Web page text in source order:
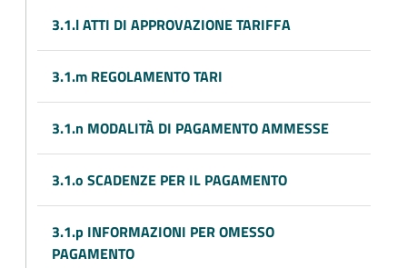
3.1.l ATTI DI APPROVAZIONE TARIFFA
3.1.m REGOLAMENTO TARI
3.1.n MODALITÀ DI PAGAMENTO AMMESSE
3.1.o SCADENZE PER IL PAGAMENTO
3.1.p INFORMAZIONI PER OMESSO
PAGAMENTO